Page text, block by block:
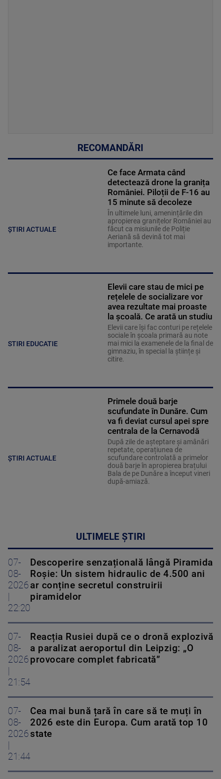
RECOMANDĂRI
ȘTIRI ACTUALE
Ce face Armata când
detectează drone la granița
României. Piloții de F-16 au
15 minute să decoleze
În ultimele luni, amenințările din
apropierea granițelor României au
făcut ca misiunile de Poliție
Aeriană să devină tot mai
importante.
STIRI EDUCATIE
Elevii care stau de mici pe
rețelele de socializare vor
avea rezultate mai proaste
la școală. Ce arată un studiu
Elevii care îşi fac conturi pe rețelele
sociale în școala primară au note
mai mici la examenele de la final de
gimnaziu, în special la științe și
citire.
ȘTIRI ACTUALE
Primele două barje
scufundate în Dunăre. Cum
va fi deviat cursul apei spre
centrala de la Cernavodă
După zile de așteptare și amânări
repetate, operațiunea de
scufundare controlată a primelor
două barje în apropierea brațului
Bala de pe Dunăre a început vineri
după-amiază.
ULTIMELE ȘTIRI
07-
08-
2026
22:20
Descoperire senzațională lângă Piramida
Roșie: Un sistem hidraulic de 4.500 ani
ar conține secretul construirii
piramidelor
07-
08-
2026
21:54
Reacția Rusiei după ce o dronă explozivă
a paralizat aeroportul din Leipzig: „O
provocare complet fabricată”
07-
08-
2026
21:44
Cea mai bună țară în care să te muți în
2026 este din Europa. Cum arată top 10
state